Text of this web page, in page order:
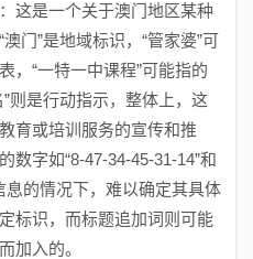
这是一个关于澳门地区某种
门”是地域标识，“管家婆”可
，“一特一中课程”可能指的
则是行动指示，整体上，这
育或培训服务的宣传和推
数字如“8-47-34-45-31-14”和
息的情况下，难以确定其具体
标识，而标题追加词则可能
加入的。